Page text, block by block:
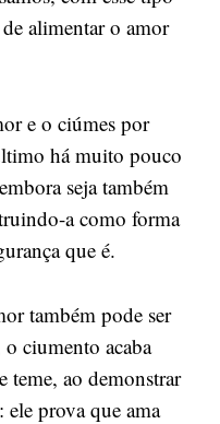
alimentar o amor
e o ciúmes por
há muito pouco
seja também
a como forma
que é.
também pode ser
o ciumento acaba
teme, ao demonstrar
ele prova que ama